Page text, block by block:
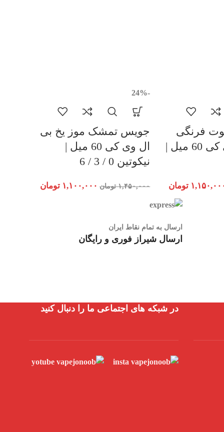
فرنگی
یخ بی ال وی کی 60 میل |
تومان
-24%
جویس تمشک موز یخ بی
ال وی کی 60 میل |
نیکوتین 0 / 3 / 6
۱,۴۵۰,۰۰۰ تومان ۱,۱۰۰,۰۰۰ تومان
ارسال به تمام نقاط ایران
ارسال شیراز فوری و رایگان
در شبکه های اجتماعی ما را دنبال کنید